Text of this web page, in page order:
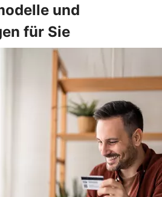
und
für Sie